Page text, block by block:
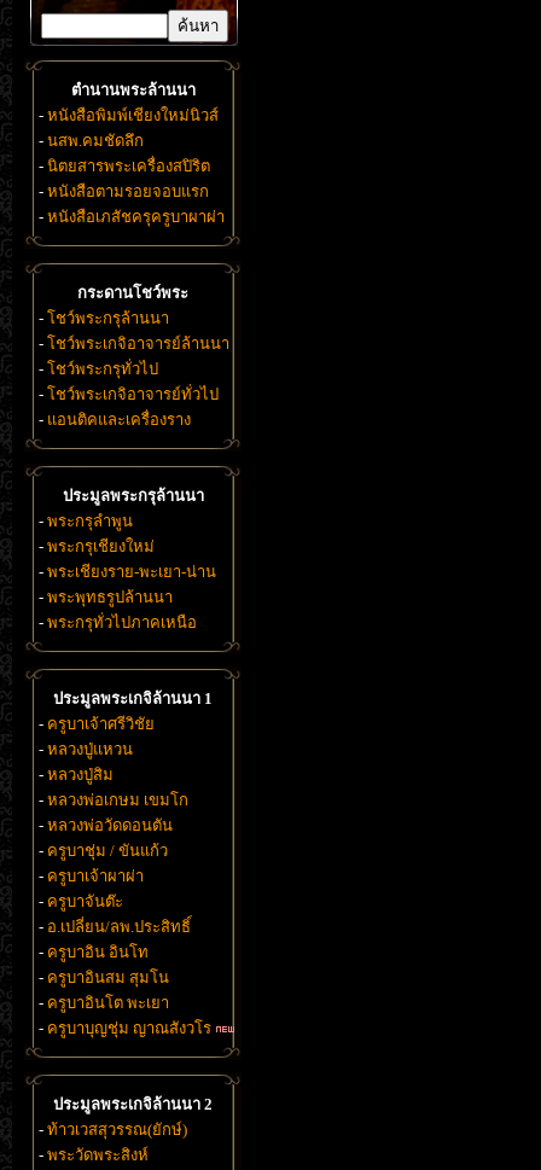
ตำนานพระล้านนา
- หนังสือพิมพ์เชียงใหม่นิวส์
- นสพ.คมชัดลึก
- นิตยสารพระเครื่องสปิริต
- หนังสือตามรอยจอบแรก
- หนังสือเภสัชครุครูบาผาผ่า
กระดานโชว์พระ
- โชว์พระกรุล้านนา
- โชว์พระเกจิอาจารย์ล้านนา
- โชว์พระกรุทั่วไป
- โชว์พระเกจิอาจารย์ทั่วไป
- แอนติคและเครื่องราง
ประมูลพระกรุล้านนา
- พระกรุลำพูน
- พระกรุเชียงใหม่
- พระเชียงราย-พะเยา-น่าน
- พระพุทธรูปล้านนา
- พระกรุทั่วไปภาคเหนือ
ประมูลพระเกจิล้านนา 1
- ครูบาเจ้าศรีวิชัย
- หลวงปู่แหวน
- หลวงปู่สิม
- หลวงพ่อเกษม เขมโก
- หลวงพ่อวัดดอนตัน
- ครูบาชุ่ม / ขันแก้ว
- ครูบาเจ้าผาผ่า
- ครูบาจันต๊ะ
- อ.เปลี่ยน/ลพ.ประสิทธิ์
- ครูบาอิน อินโท
- ครูบาอินสม สุมโน
- ครูบาอินโต พะเยา
- ครูบาบุญชุ่ม ญาณสังวโร
ประมูลพระเกจิล้านนา 2
- ท้าวเวสสุวรรณ(ยักษ์)
- พระวัดพระสิงห์